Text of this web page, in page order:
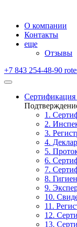
О компании
Контакты
еще
Отзывы
+7 843 254-48-90
1.
2.
3.
4.
5.
6.
7.
8.
9.
10.
11.
12.
13.